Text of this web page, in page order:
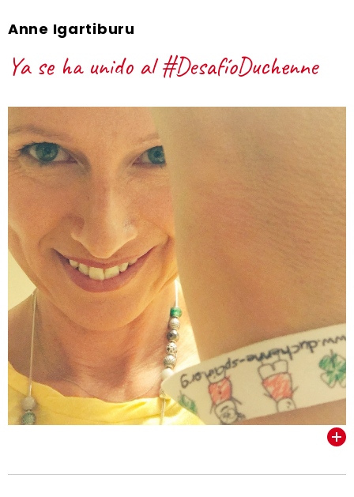
Anne Igartiburu
Ya se ha unido al #DesafíoDuchenne